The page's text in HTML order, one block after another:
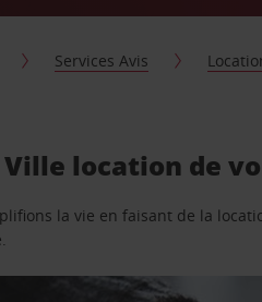
Services Avis
Ville location de
la vie en faisant de la